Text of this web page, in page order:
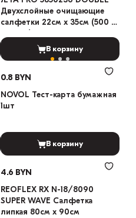
Двухслойные очищающие
салфетки 22см х 35см (500 в
В корзину
0.8 BYN
NOVOL Тест-карта бумажная
1шт
В корзину
4.6 BYN
REOFLEX RX N-18/8090
SUPER WAVE Салфетка
липкая 80см х 90см